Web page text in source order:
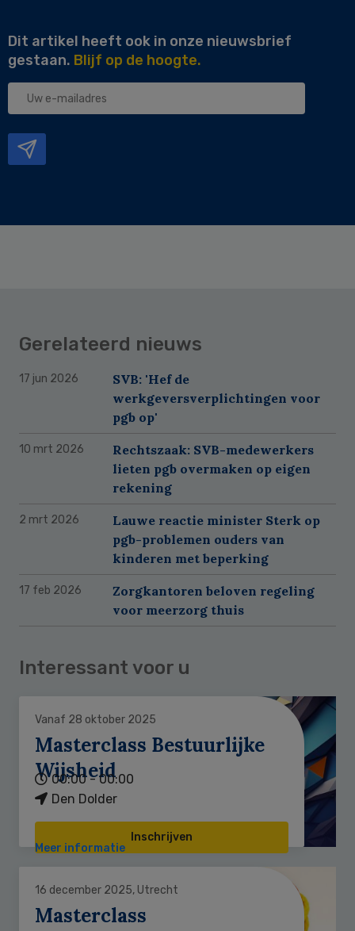
Dit artikel heeft ook in onze nieuwsbrief
gestaan. Blijf op de hoogte.
Uw
Gerelateerd nieuws
17 jun 2026
SVB: 'Hef de
werkgeversverplichtingen voor
pgb op'
10 mrt 2026
Rechtszaak: SVB-medewerkers
lieten pgb overmaken op eigen
rekening
2 mrt 2026
Lauwe reactie minister Sterk op
pgb-problemen ouders van
kinderen met beperking
17 feb 2026
Zorgkantoren beloven regeling
voor meerzorg thuis
Interessant voor u
Vanaf 28 oktober 2025
Masterclass Bestuurlijke
Wijsheid
00:00 - 00:00
Den Dolder
Inschrijven
Meer informatie
16 december 2025, Utrecht
Masterclass